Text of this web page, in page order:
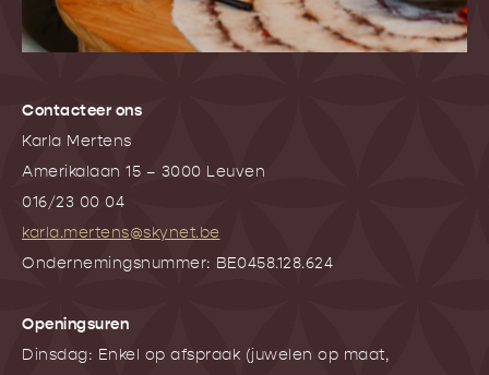
Contacteer ons
Karla Mertens
Amerikalaan 15 – 3000 Leuven
016/23 00 04
karla.mertens@skynet.be
Ondernemingsnummer: BE0458.128.624
Openingsuren
Dinsdag: Enkel op afspraak (juwelen op maat,